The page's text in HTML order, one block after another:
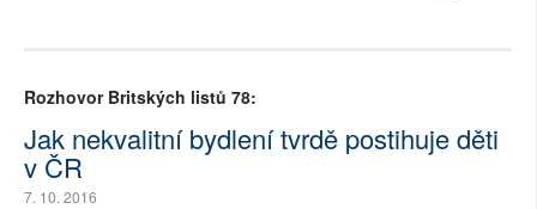
Rozhovor Britských listů 78:
Jak nekvalitní bydlení tvrdě postihuje děti
v ČR
7. 10. 2016